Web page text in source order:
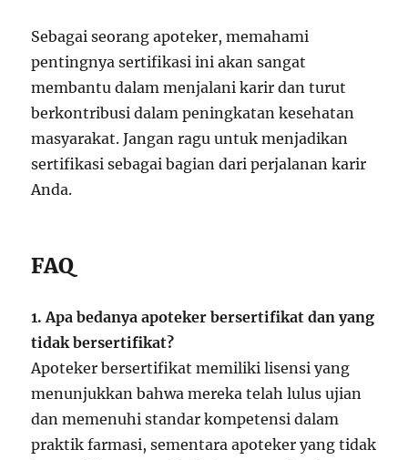
Sebagai seorang apoteker, memahami
pentingnya sertifikasi ini akan sangat
membantu dalam menjalani karir dan turut
berkontribusi dalam peningkatan kesehatan
masyarakat. Jangan ragu untuk menjadikan
sertifikasi sebagai bagian dari perjalanan karir
Anda.
FAQ
1. Apa bedanya apoteker bersertifikat dan yang
tidak bersertifikat?
Apoteker bersertifikat memiliki lisensi yang
menunjukkan bahwa mereka telah lulus ujian
dan memenuhi standar kompetensi dalam
praktik farmasi, sementara apoteker yang tidak